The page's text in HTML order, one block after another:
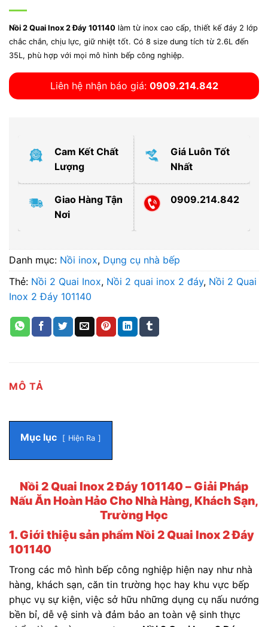
Nồi 2 Quai Inox 2 Đáy 101140 làm từ inox cao cấp, thiết kế đáy 2 lớp
chắc chắn, chịu lực, giữ nhiệt tốt. Có 8 size dung tích từ 2.6L đến
35L, phù hợp với mọi mô hình bếp công nghiệp.
Liên hệ nhận báo giá: 0909.214.842
Cam Kết Chất
Lượng
Giá Luôn Tốt
Nhất
Giao Hàng Tận
Nơi
0909.214.842
Danh mục: Nồi inox, Dụng cụ nhà bếp
Thẻ: Nồi 2 Quai Inox, Nồi 2 quai inox 2 đáy, Nồi 2 Quai
Inox 2 Đáy 101140
MÔ TẢ
Mục lục Hiện Ra
Nồi 2 Quai Inox 2 Đáy 101140 – Giải Pháp
Nấu Ăn Hoàn Hảo Cho Nhà Hàng, Khách Sạn,
Trường Học
1. Giới thiệu sản phẩm Nồi 2 Quai Inox 2 Đáy
101140
Trong các mô hình bếp công nghiệp hiện nay như nhà
hàng, khách sạn, căn tin trường học hay khu vực bếp
phục vụ sự kiện, việc sở hữu những dụng cụ nấu nướng
bền bỉ, dễ vệ sinh và đảm bảo an toàn vệ sinh thực